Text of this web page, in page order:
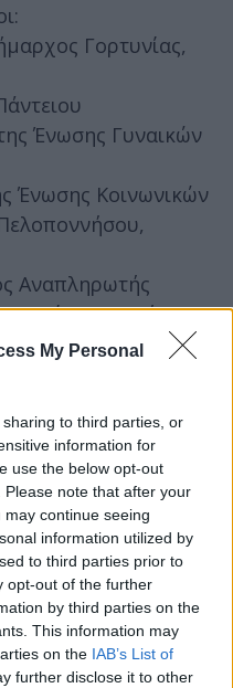
My Personal
to third parties, or
information for
use the below opt-out
note that after your
continue seeing
information utilized by
to third parties prior to
opt-out of the further
by third parties on the
This information may
on the IAB’s List of
further disclose it to other
Γορτυνίας,
Ένωσης Γυναικών
Ένωσης Κοινωνικών
Αναπληρωτής
Δυτικής
Οργανισμού
Οίκου Παπαζήση,
Καθηγητής Διεθνούς
Πρύτανης Παντείου
Ευρωπαϊκού
και Κατάρτισης
Μηχανικός και